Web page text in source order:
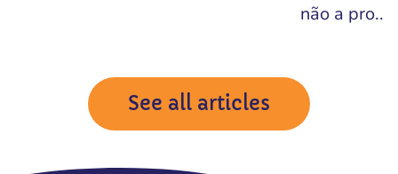
não a pro...
See all articles